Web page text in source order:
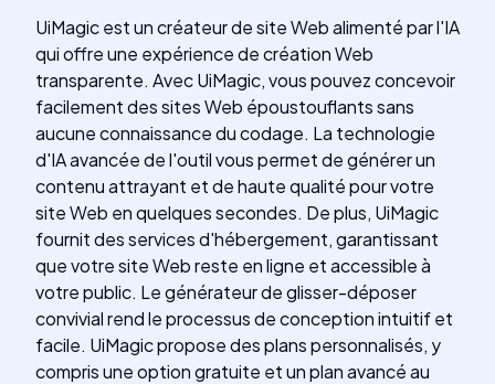
UiMagic est un créateur de site Web alimenté par l'IA
qui offre une expérience de création Web
transparente. Avec UiMagic, vous pouvez concevoir
facilement des sites Web époustouflants sans
aucune connaissance du codage. La technologie
d'IA avancée de l'outil vous permet de générer un
contenu attrayant et de haute qualité pour votre
site Web en quelques secondes. De plus, UiMagic
fournit des services d'hébergement, garantissant
que votre site Web reste en ligne et accessible à
votre public. Le générateur de glisser-déposer
convivial rend le processus de conception intuitif et
facile. UiMagic propose des plans personnalisés, y
compris une option gratuite et un plan avancé au